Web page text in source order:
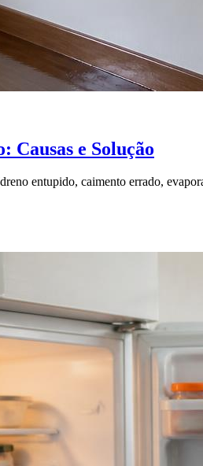
Causas e Solução
entupido, caimento errado,